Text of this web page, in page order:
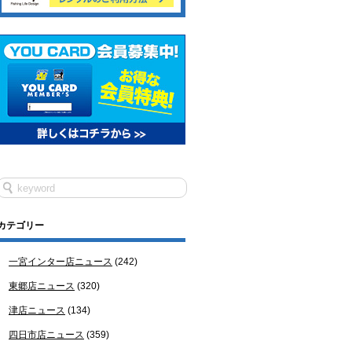
テゴリー
一宮インター店ニュース (242)
東郷店ニュース (320)
津店ニュース (134)
四日市店ニュース (359)